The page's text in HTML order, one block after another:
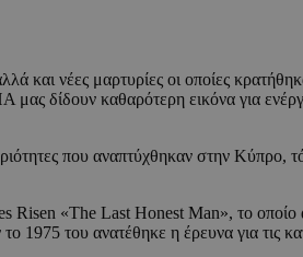
και νέες μαρτυρίες οι οποίες
δίδουν καθαρότερη εικόνα για
που αναπτύχθηκαν στην Κύπρο,
«The Last Honest Man», το οποίο
1975 του ανατέθηκε η έρευνα για